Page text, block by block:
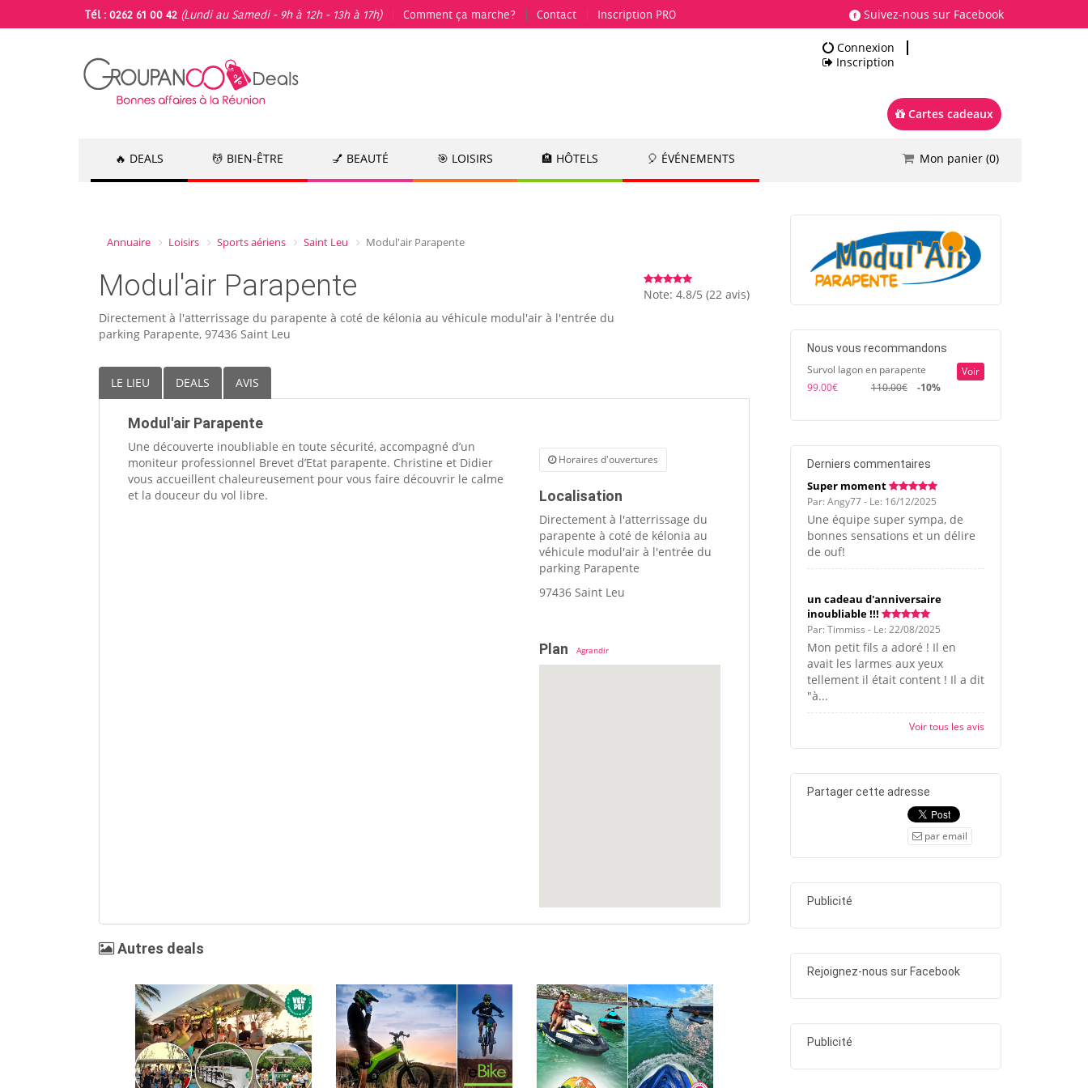
Suivez-nous sur Facebook
Tél : 0262 61 00 42 (Lundi au Samedi - 9h à 12h - 13h à 17h) Comment ça marche? Contact Inscription PRO
Connexion
Inscription
Cartes cadeaux
🔥 DEALS 💆 BIEN-ÊTRE 💅 BEAUTÉ 🎯 LOISIRS 🏨 HÔTELS 🎈 ÉVÉNEMENTS Mon panier (0)
Commander
Annuaire Loisirs Sports aériens Saint Leu Modul'air Parapente
Modul'air Parapente
Directement à l'atterrissage du parapente à coté de kélonia au véhicule modul'air à l'entrée du
parking Parapente, 97436 Saint Leu
Note: 4.8/5 (22 avis)
LE LIEU DEALS AVIS
Modul'air Parapente
Une découverte inoubliable en toute sécurité, accompagné d’un
moniteur professionnel Brevet d’Etat parapente. Christine et Didier
vous accueillent chaleureusement pour vous faire découvrir le calme
et la douceur du vol libre.
Horaires d'ouvertures
Localisation
Directement à l'atterrissage du
parapente à coté de kélonia au
véhicule modul'air à l'entrée du
parking Parapente
97436 Saint Leu
Plan Agrandir
Autres deals
Nous vous recommandons
Survol lagon en parapente
Voir
99.00€
110.00€ -10%
Derniers commentaires
Super moment
Par: Angy77 - Le: 16/12/2025
Une équipe super sympa, de
bonnes sensations et un délire
de ouf!
un cadeau d'anniversaire
inoubliable !!!
Par: Timmiss - Le: 22/08/2025
Mon petit fils a adoré ! Il en
avait les larmes aux yeux
tellement il était content ! Il a dit
"à...
Voir tous les avis
Partager cette adresse
par email
Publicité
Rejoignez-nous sur Facebook
Publicité